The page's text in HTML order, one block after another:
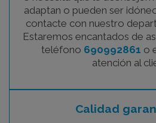
adaptan o pueden ser
contacte con nuestro
Estaremos encantados de
teléfono 690992861 o
atención al
Calidad